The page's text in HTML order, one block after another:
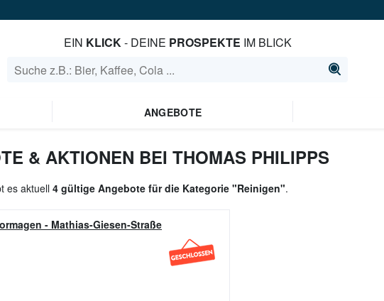
EIN KLICK- DEINE PROSPEKTE IM BLICK
ANGEBOTE
& AKTIONEN BEI THOMAS PHILIPPS
es aktuell 4 gültige Angebote für die Kategorie "Reinigen".
- Mathias-Giesen-Straße